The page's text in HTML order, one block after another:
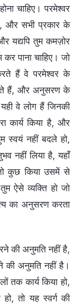
चाहिए। परमेश्वर
और सभी प्रकार के
यद्यपि तुम कमज़ोर
पाना चाहिए। जो
हैं वे परमेश्वर के
हैं, और अनुसरण के
वे लोग हैं जिनकी
कार्य किया है, और
स्वयं नहीं बदले हो,
नहीं लिया है, यहाँ
कुछ किया उसमें से
ऐसे व्यक्ति हो जो
का अनुसरण करता
की अनुमति नहीं है,
की अनुमति नहीं है।
तक कार्य किया हो,
तो यह स्वर्ग की